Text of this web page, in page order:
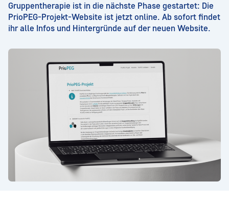
Gruppentherapie ist in die nächste Phase gestartet: Die
PrioPEG-Projekt-Website ist jetzt online. Ab sofort findet
ihr alle Infos und Hintergründe auf der neuen Website.